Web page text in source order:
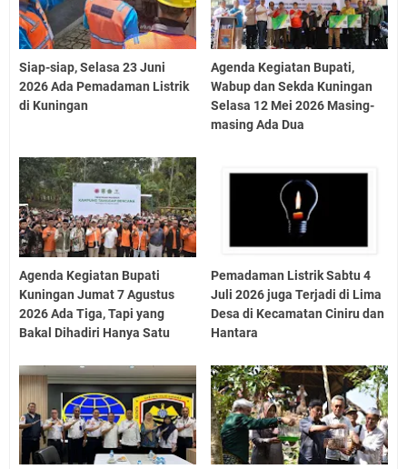
Siap-siap, Selasa 23 Juni
2026 Ada Pemadaman Listrik
di Kuningan
Agenda Kegiatan Bupati,
Wabup dan Sekda Kuningan
Selasa 12 Mei 2026 Masing-
masing Ada Dua
Agenda Kegiatan Bupati
Kuningan Jumat 7 Agustus
2026 Ada Tiga, Tapi yang
Bakal Dihadiri Hanya Satu
Pemadaman Listrik Sabtu 4
Juli 2026 juga Terjadi di Lima
Desa di Kecamatan Ciniru dan
Hantara